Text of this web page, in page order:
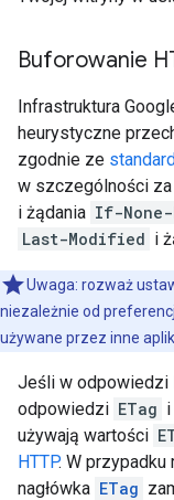
Buforowanie
Infrastruktura
heurystyczne
zgodnie ze
w szczególności
i żądania If-None-
Last-Modified i
Uwaga: rozważ
niezależnie od
używane przez inne
Jeśli w odpowiedzi
odpowiedzi ETag i
używają wartości
HTTP. W
nagłówka ETag